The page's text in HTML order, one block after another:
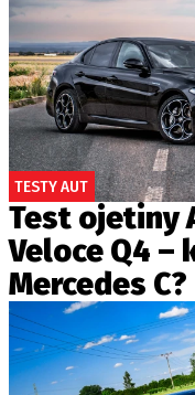
TESTY AUT
Test ojetiny
Veloce Q4 –
Mercedes C?